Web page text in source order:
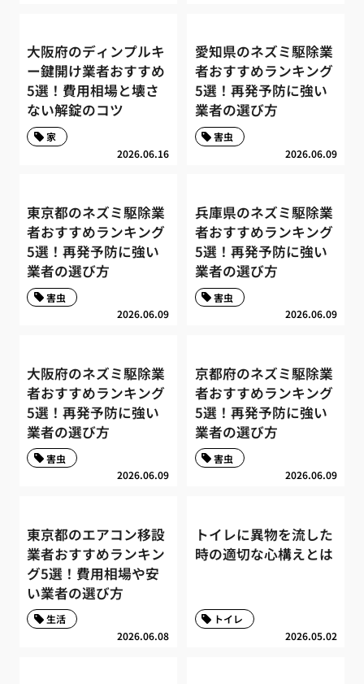
大阪府のディンプルキ
ー鍵開け業者おすすめ
5選！費用相場と壊さ
ない解錠のコツ
2026.06.16
家
愛知県のネズミ駆除業
者おすすめランキング
5選！再発予防に強い
業者の選び方
2026.06.09
害虫
東京都のネズミ駆除業
者おすすめランキング
5選！再発予防に強い
業者の選び方
2026.06.09
害虫
兵庫県のネズミ駆除業
者おすすめランキング
5選！再発予防に強い
業者の選び方
2026.06.09
害虫
大阪府のネズミ駆除業
者おすすめランキング
5選！再発予防に強い
業者の選び方
2026.06.09
害虫
京都府のネズミ駆除業
者おすすめランキング
5選！再発予防に強い
業者の選び方
2026.06.09
害虫
東京都のエアコン移設
業者おすすめランキン
グ5選！費用相場や安
い業者の選び方
2026.06.08
生活
トイレに異物を流した
時の適切な心構えとは
2026.05.02
トイレ